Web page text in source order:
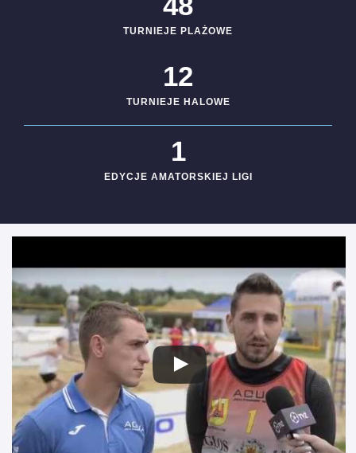
TURNIEJE PLAŻOWE
TURNIEJE HALOWE
12
EDYCJE AMATORSKIEJ LIGI
1